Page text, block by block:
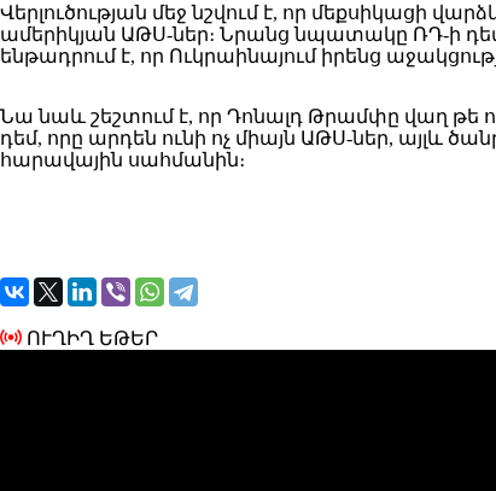
Վերլուծության մեջ նշվում է, որ մեքսիկացի
ամերիկյան ԱԹՍ-ներ։ Նրանց նպատակը ՌԴ-ի
ենթադրում է, որ Ուկրաինայում իրենց
Նա նաև շեշտում է, որ Դոնալդ Թրամփը վաղ թե
դեմ, որը արդեն ունի ոչ միայն ԱԹՍ-ներ, այլև
հարավային սահմանին։
ՈՒՂԻՂ ԵԹԵՐ